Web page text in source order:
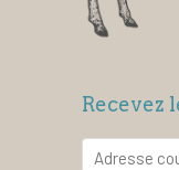
Recevez